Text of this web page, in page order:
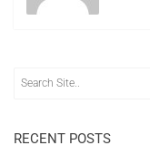
RECENT POSTS